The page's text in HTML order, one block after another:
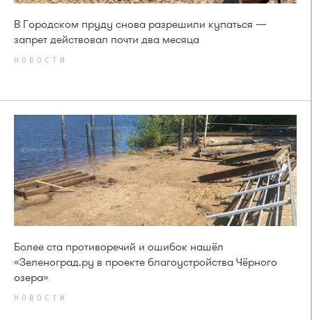
В Городском пруду снова разрешили купаться —
запрет действовал почти два месяца
НОВОСТИ
Более ста противоречий и ошибок нашёл
«Зеленоград.ру в проекте благоустройства Чёрного
озера»
НОВОСТИ